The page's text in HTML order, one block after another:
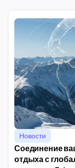
Новости
Соединение
отдыха с